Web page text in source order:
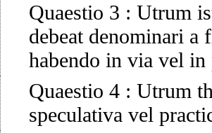
Quaestio 3 : Utrum
debeat denominari a
habendo in via vel in
Quaestio 4 : Utrum
speculativa vel